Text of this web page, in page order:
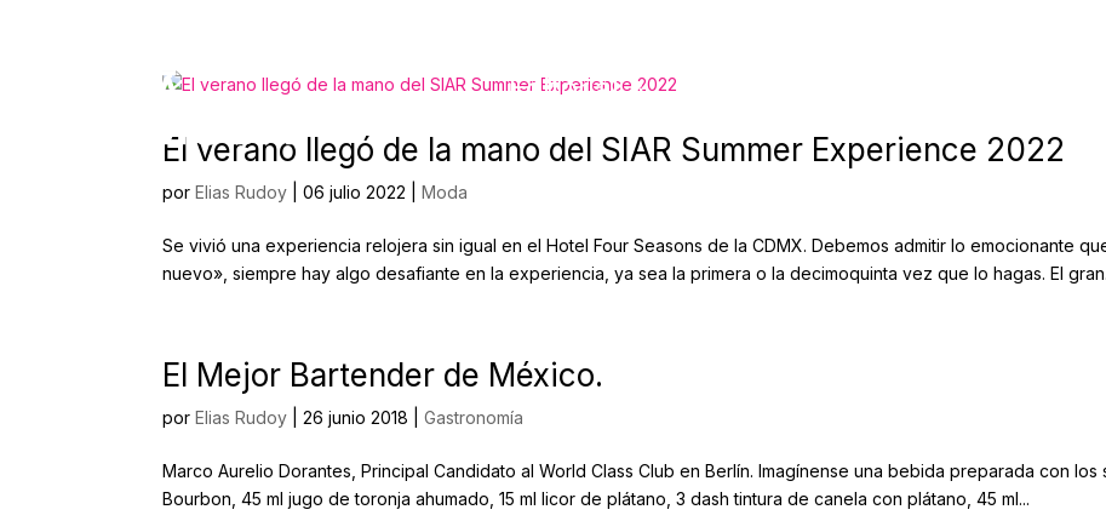
Editorial
El verano llegó de la mano del SIAR Summer Experience 2022
porElias Rudoy |06 julio 2022 |Moda
Se vivió una experiencia relojera sin igual en el Hotel Four Seasons de la CDMX. Debemos admitir lo emocionante
nuevo», siempre hay algo desafiante en la experiencia, ya sea la primera o la decimoquinta vez que lo hagas. El
El Mejor Bartender de México.
porElias Rudoy |26 junio 2018 |Gastronomía
Marco Aurelio Dorantes, Principal Candidato al World Class Club en Berlín. Imagínense una bebida preparada con
Bourbon, 45 ml jugo de toronja ahumado, 15 ml licor de plátano, 3 dash tintura de canela con plátano, 45 ml...